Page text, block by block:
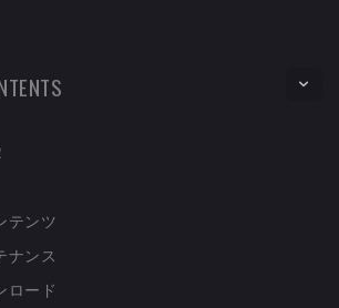
テンツ
ナンス
ロード